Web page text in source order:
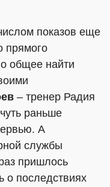
показов еще
прямого
общее найти
– тренер Радия
раньше
А
службы
пришлось
о последствиях